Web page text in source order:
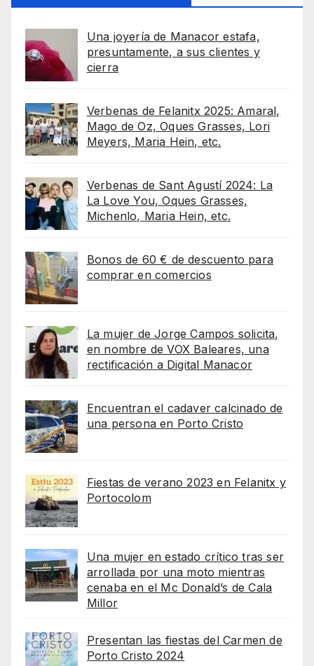
Una joyería de Manacor estafa,
presuntamente, a sus clientes y
cierra
Verbenas de Felanitx 2025: Amaral,
Mago de Oz, Oques Grasses, Lori
Meyers, Maria Hein, etc.
Verbenas de Sant Agustí 2024: La
La Love You, Oques Grasses,
Michenlo, Maria Hein, etc.
Bonos de 60 € de descuento para
comprar en comercios
La mujer de Jorge Campos solicita,
en nombre de VOX Baleares, una
rectificación a Digital Manacor
Encuentran el cadaver calcinado de
una persona en Porto Cristo
Fiestas de verano 2023 en Felanitx y
Portocolom
Una mujer en estado crítico tras ser
arrollada por una moto mientras
cenaba en el Mc Donald’s de Cala
Millor
Presentan las fiestas del Carmen de
Porto Cristo 2024